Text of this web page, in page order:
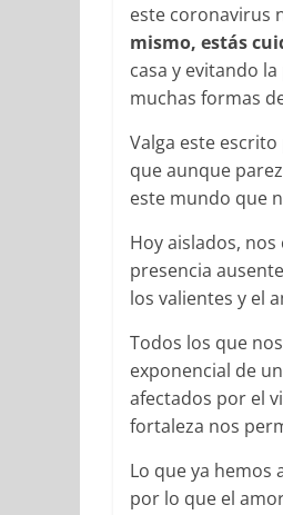
este coronavirus
mismo, estás
casa y evitando
muchas formas
Valga este
que aunque
este mundo que
Hoy aislados,
presencia
los valientes y el
Todos los que
exponencial de
afectados por el
fortaleza nos
Lo que ya
por lo que el